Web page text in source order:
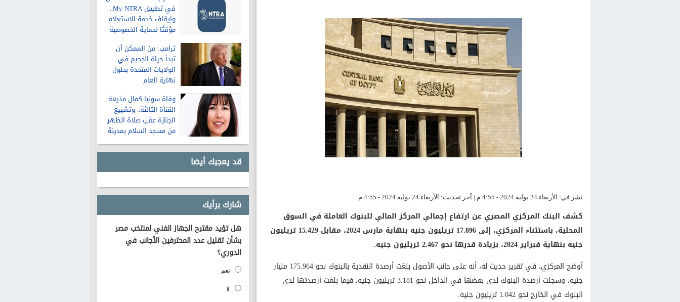
في تطبيق My NTRA..
وإيقاف خدمة الاستعلام
مؤقتًا لحماية الخصوصية
ترامب: من الممكن أن
تبدأ حياة الجحيم في
الولايات المتحدة بحلول
نهاية العام
وفاة سونيا كمال مذيعة
القناة الثالثة.. وتشييع
الجنازة عقب صلاة الظهر
من مسجد السلام بمدينة
نصر
قد يعجبك أيضا
شارك برأيك
هل تؤيد مقترح الجهاز الفني لمنتخب مصر
بشأن تقليل عدد المحترفين الأجانب في
الدوري؟
نعم
لا
نشر في: الأربعاء 24 يوليه 2024 - 4:55 م | آخر تحديث: الأربعاء 24 يوليه 2024 - 4:55 م
كشف البنك المركزي المصري عن ارتفاع إجمالي المركز المالي للبنوك العاملة في السوق
المحلية، باستثناء المركزي، إلى 17.896 تريليون جنيه بنهاية مارس 2024، مقابل 15.429 تريليون
جنيه بنهاية فبراير 2024، بزيادة قدرها نحو 2.467 تريليون جنيه.
أوضح المركزي، في تقرير حديث له، أنه على جانب الأصول بلغت أرصدة النقدية بالبنوك نحو 175.964 مليار
جنيه، وسجلت أرصدة البنوك لدى بعضها في الداخل نحو 3.181 تريليون جنيه، فيما بلغت أرصدتها لدى
البنوك في الخارج نحو 1.042 تريليون جنيه.